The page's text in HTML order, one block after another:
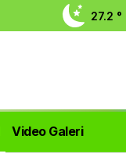
27.2 °
Video Galeri